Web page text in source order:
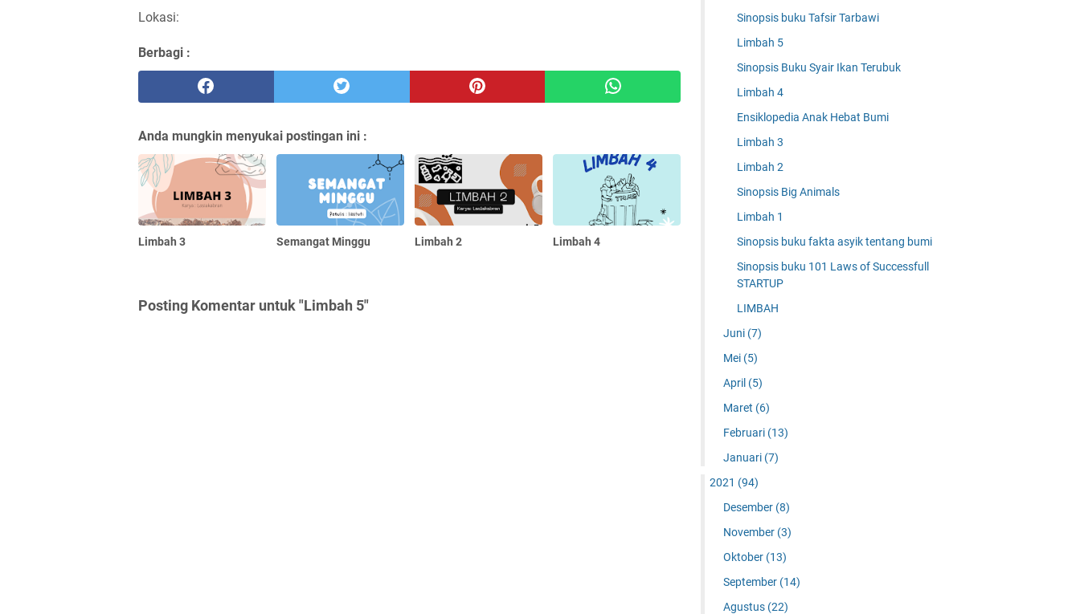
Lokasi:
Berbagi :
Anda mungkin menyukai postingan ini :
Limbah 3 Semangat Minggu Limbah 2 Limbah 4
Posting Komentar untuk "Limbah 5"
Sinopsis buku Tafsir Tarbawi
Limbah 5
Sinopsis Buku Syair Ikan Terubuk
Limbah 4
Ensiklopedia Anak Hebat Bumi
Limbah 3
Limbah 2
Sinopsis Big Animals
Limbah 1
Sinopsis buku fakta asyik tentang bumi
Sinopsis buku 101 Laws of Successfull
STARTUP
LIMBAH
Juni (7)
Mei (5)
April (5)
Maret (6)
Februari (13)
Januari (7)
2021 (94)
Desember (8)
November (3)
Oktober (13)
September (14)
Agustus (22)